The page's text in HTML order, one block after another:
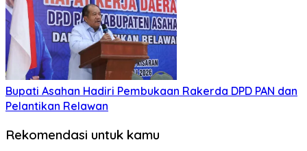
Bupati Asahan Hadiri Pembukaan Rakerda DPD PAN dan
Pelantikan Relawan
Rekomendasi untuk kamu